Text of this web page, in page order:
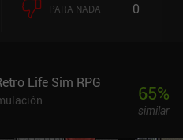
grupo, equiparlos con
parece una
tipos de cultivos, 100
de combate, pequeños
PARA NADA 0
Life Sim RPG 65%
similar